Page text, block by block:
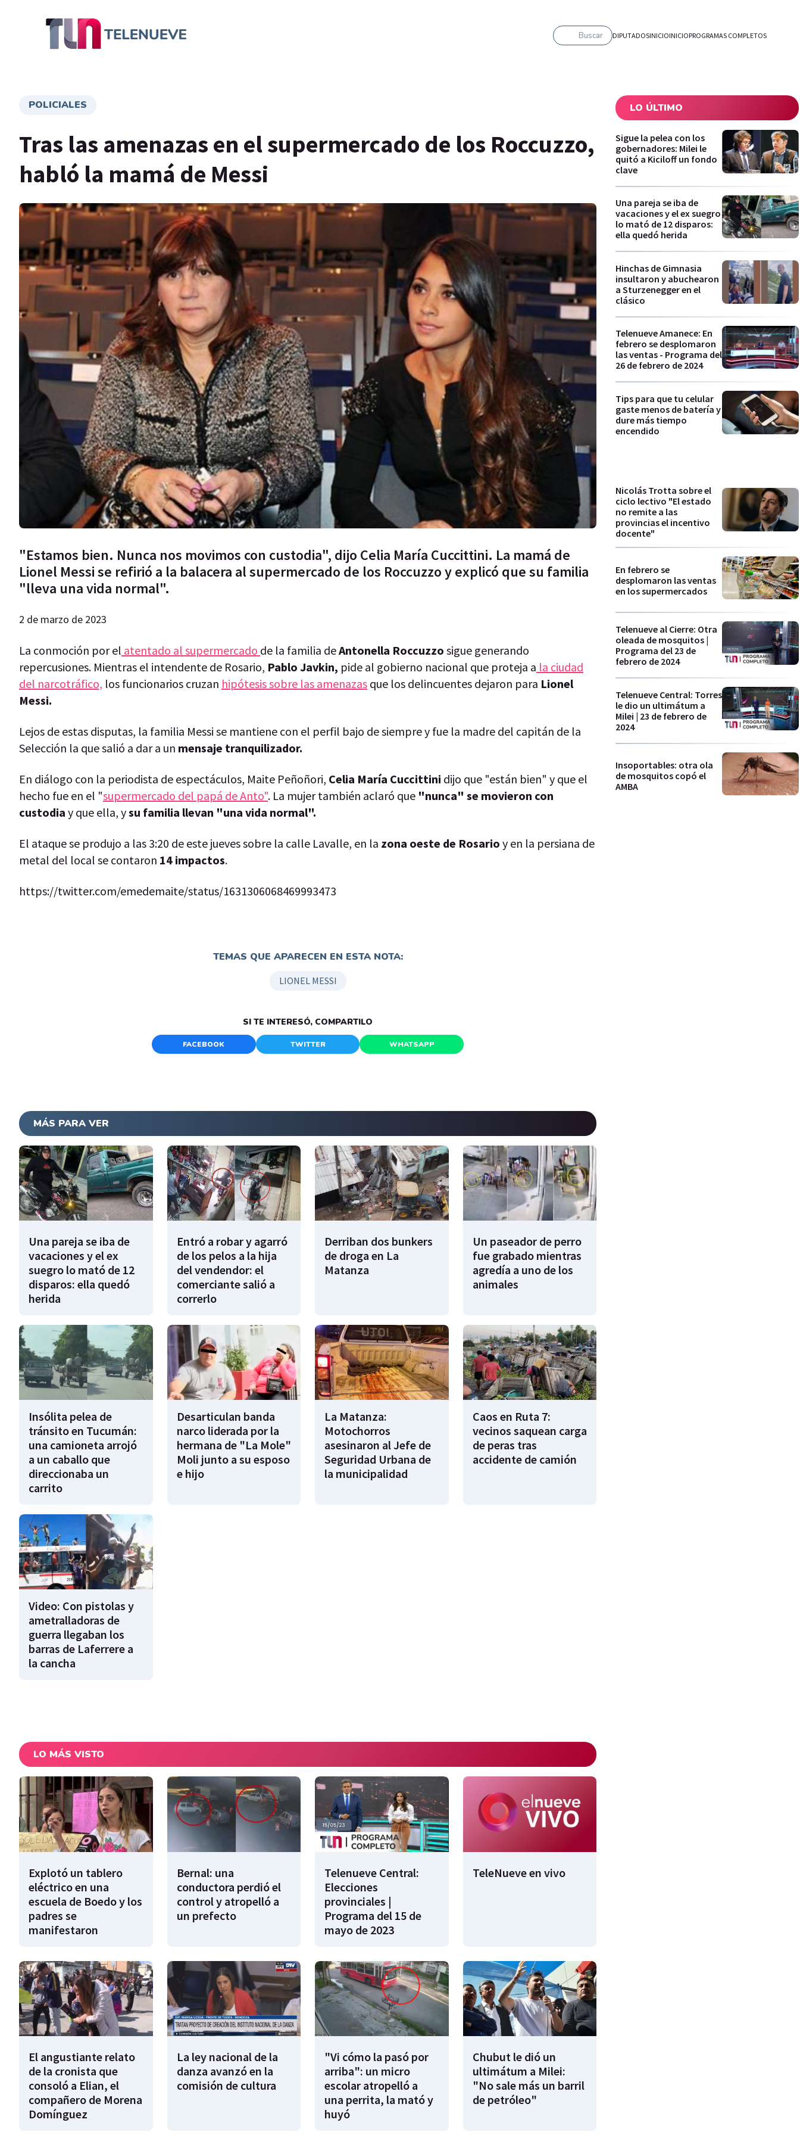
Buscar DIPUTADOSINICIOINICIOPROGRAMAS COMPLETOS
POLICIALES
Tras las amenazas en el supermercado de los Roccuzzo,
habló la mamá de Messi
"Estamos bien. Nunca nos movimos con custodia", dijo Celia María Cuccittini. La mamá de
Lionel Messi se refirió a la balacera al supermercado de los Roccuzzo y explicó que su familia
"lleva una vida normal".
2 de marzo de 2023
La conmoción por el atentado al supermercado de la familia deAntonella Roccuzzo sigue generando
repercusiones. Mientras el intendente de Rosario, Pablo Javkin, pide al gobierno nacional que proteja a la ciudad
del narcotráfico, los funcionarios cruzan hipótesis sobre las amenazas que los delincuentes dejaron para Lionel
Messi.
Lejos de estas disputas, la familia Messi se mantiene con el perfil bajo de siempre y fue la madre del capitán de la
Selección la que salió a dar a un mensaje tranquilizador.
En diálogo con la periodista de espectáculos, Maite Peñoñori, Celia María Cuccittini dijo que "están bien" y que el
hecho fue en el "supermercado del papá de Anto". La mujer también aclaró que "nunca" se movieron con
custodia y que ella, ysu familia llevan "una vida normal".
El ataque se produjo a las 3:20 de este jueves sobre la calle Lavalle, en la zona oeste de Rosario y en la persiana de
metal del local se contaron 14 impactos.
https://twitter.com/emedemaite/status/1631306068469993473
TEMAS QUE APARECEN EN ESTA NOTA:
LIONEL MESSI
SI TE INTERESÓ, COMPARTILO
FACEBOOK TWITTER WHATSAPP
MÁS PARA VER
Una pareja se iba de
vacaciones y el ex
suegro lo mató de 12
disparos: ella quedó
herida
Entró a robar y agarró
de los pelos a la hija
del vendendor: el
comerciante salió a
correrlo
Derriban dos bunkers
de droga en La
Matanza
Un paseador de perro
fue grabado mientras
agredía a uno de los
animales
Insólita pelea de
tránsito en Tucumán:
una camioneta arrojó
a un caballo que
direccionaba un
carrito
Desarticulan banda
narco liderada por la
hermana de "La Mole"
Moli junto a su esposo
e hijo
La Matanza:
Motochorros
asesinaron al Jefe de
Seguridad Urbana de
la municipalidad
Caos en Ruta 7:
vecinos saquean carga
de peras tras
accidente de camión
Video: Con pistolas y
ametralladoras de
guerra llegaban los
barras de Laferrere a
la cancha
LO MÁS VISTO
Explotó un tablero
eléctrico en una
escuela de Boedo y los
padres se
manifestaron
Bernal: una
conductora perdió el
control y atropelló a
un prefecto
Telenueve Central:
Elecciones
provinciales |
Programa del 15 de
mayo de 2023
TeleNueve en vivo
El angustiante relato
de la cronista que
consoló a Elian, el
compañero de Morena
Domínguez
La ley nacional de la
danza avanzó en la
comisión de cultura
"Vi cómo la pasó por
arriba": un micro
escolar atropelló a
una perrita, la mató y
huyó
Chubut le dió un
ultimátum a Milei:
"No sale más un barril
de petróleo"
LO ÚLTIMO
Sigue la pelea con los
gobernadores: Milei le
quitó a Kiciloff un fondo
clave
Una pareja se iba de
vacaciones y el ex suegro
lo mató de 12 disparos:
ella quedó herida
Hinchas de Gimnasia
insultaron y abuchearon
a Sturzenegger en el
clásico
Telenueve Amanece: En
febrero se desplomaron
las ventas - Programa del
26 de febrero de 2024
Tips para que tu celular
gaste menos de batería y
dure más tiempo
encendido
Nicolás Trotta sobre el
ciclo lectivo "El estado
no remite a las
provincias el incentivo
docente"
En febrero se
desplomaron las ventas
en los supermercados
Telenueve al Cierre: Otra
oleada de mosquitos |
Programa del 23 de
febrero de 2024
Telenueve Central: Torres
le dio un ultimátum a
Milei | 23 de febrero de
2024
Insoportables: otra ola
de mosquitos copó el
AMBA